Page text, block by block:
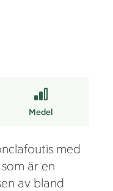
Medel
med
är en
av bland